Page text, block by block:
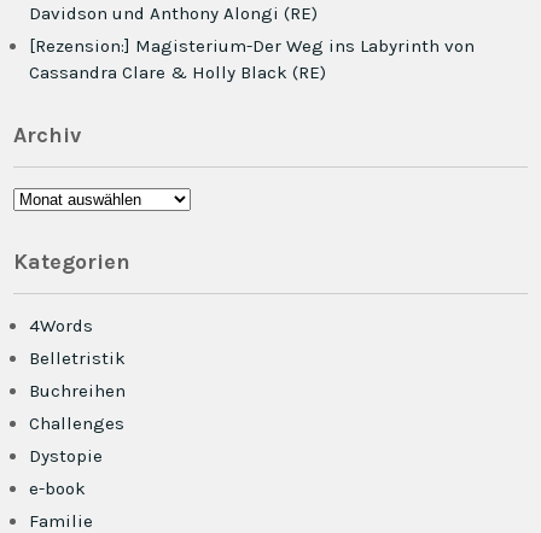
Davidson und Anthony Alongi (RE)
[Rezension:] Magisterium-Der Weg ins Labyrinth von
Cassandra Clare & Holly Black (RE)
Archiv
Archiv
Kategorien
4Words
Belletristik
Buchreihen
Challenges
Dystopie
e-book
Familie